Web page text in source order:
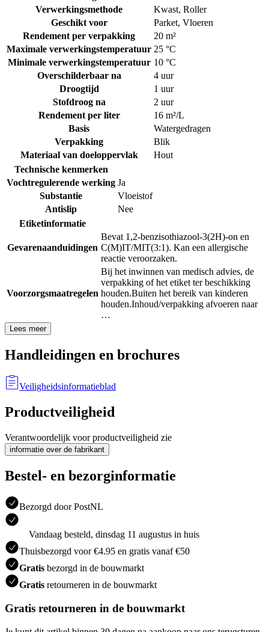
Verwerkingsmethode
Kwast, Roller
Geschikt voor
Parket, Vloeren
Rendement per verpakking
20 m²
Maximale verwerkingstemperatuur 25 °C
Minimale verwerkingstemperatuur 10 °C
Overschilderbaar na
4 uur
Droogtijd
1 uur
Stofdroog na
2 uur
Rendement per liter
16 m²/L
Basis
Watergedragen
Verpakking
Blik
Materiaal van doeloppervlak
Hout
Technische kenmerken
Vochtregulerende werking Ja
Substantie
Vloeistof
Antislip
Nee
Etiketinformatie
Gevarenaanduidingen
Bevat 1,2-benzisothiazool-3(2H)-on en
C(M)IT/MIT(3:1). Kan een allergische
reactie veroorzaken.
Voorzorgsmaatregelen
Bij het inwinnen van medisch advies, de
verpakking of het etiket ter beschikking
houden.Buiten het bereik van kinderen
houden.Inhoud/verpakking afvoeren naar
…
Lees meer
Handleidingen en brochures
Veiligheidsinformatieblad
Productveiligheid
Verantwoordelijk voor productveiligheid zie
informatie over de fabrikant
Bestel- en bezorginformatie
Bezorgd door PostNL
Vandaag besteld, dinsdag 11 augustus in huis
Thuisbezorgd voor €4.95 en gratis vanaf €50
Gratis bezorgd in de bouwmarkt
Gratis retourneren in de bouwmarkt
Gratis retourneren in de bouwmarkt